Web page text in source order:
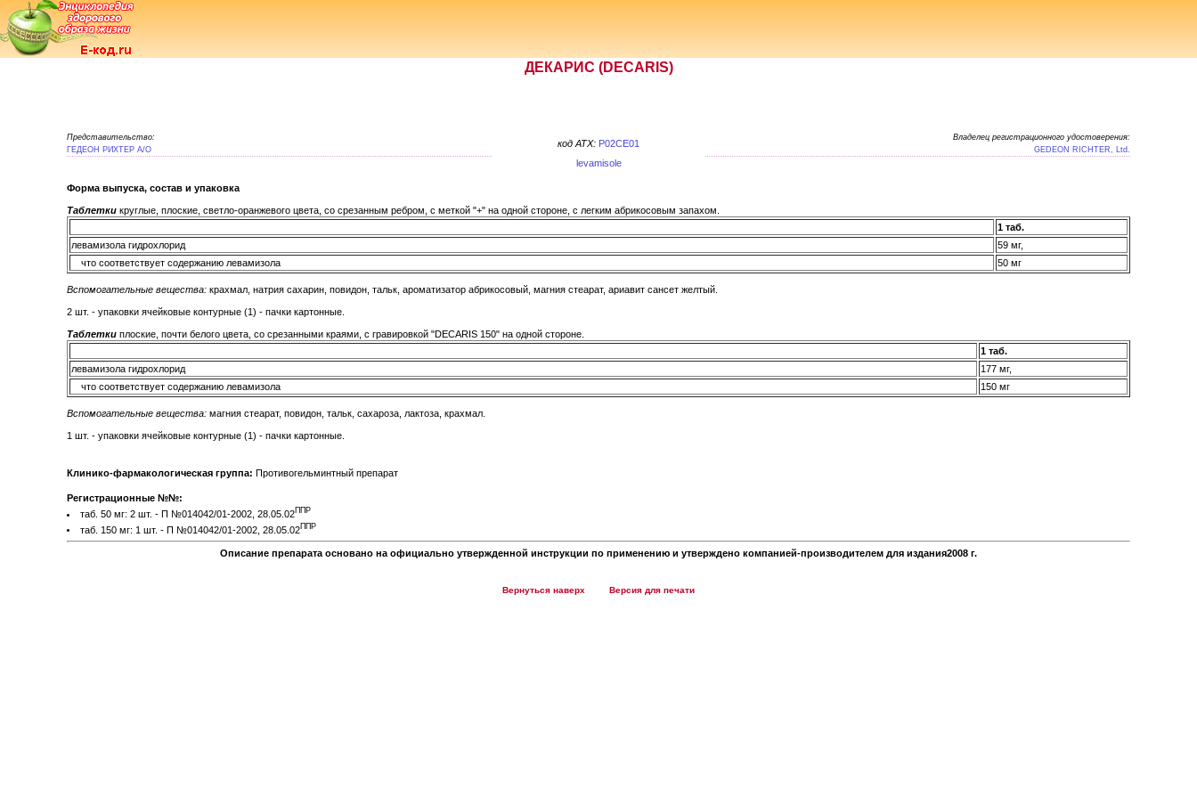
ДЕКАРИС (DECARIS)
Представительство:
ГЕДЕОН РИХТЕР А/О
код ATX: P02CE01
Владелец регистрационного удостоверения:
GEDEON RICHTER, Ltd.
levamisole
Форма выпуска, состав и упаковка
Таблетки круглые, плоские, светло-оранжевого цвета, со срезанным ребром, с меткой "+" на одной стороне, с легким абрикосовым запахом.
1 таб.
левамизола гидрохлорид
59 мг,
что соответствует содержанию левамизола
50 мг
Вспомогательные вещества: крахмал, натрия сахарин, повидон, тальк, ароматизатор абрикосовый, магния стеарат, ариавит сансет желтый.
2 шт. - упаковки ячейковые контурные (1) - пачки картонные.
Таблетки плоские, почти белого цвета, со срезанными краями, с гравировкой "DECARIS 150" на одной стороне.
1 таб.
левамизола гидрохлорид
177 мг,
что соответствует содержанию левамизола
150 мг
Вспомогательные вещества: магния стеарат, повидон, тальк, сахароза, лактоза, крахмал.
1 шт. - упаковки ячейковые контурные (1) - пачки картонные.
Клинико-фармакологическая группа: Противогельминтный препарат
Регистрационные №№:
таб. 50 мг: 2 шт. - П №014042/01-2002, 28.05.02ППР
таб. 150 мг: 1 шт. - П №014042/01-2002, 28.05.02ППР
Описание препарата основано на официально утвержденной инструкции по применению и утверждено компанией-производителем для издания2008 г.
Вернуться наверх Версия для печати